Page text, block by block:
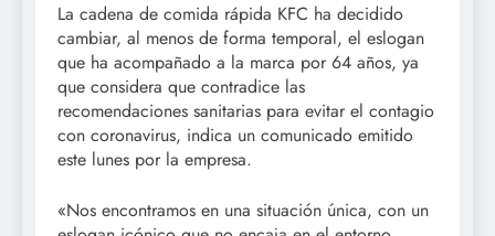
La cadena de comida rápida KFC ha decidido
cambiar, al menos de forma temporal, el eslogan
que ha acompañado a la marca por 64 años, ya
que considera que contradice las
recomendaciones sanitarias para evitar el contagio
con coronavirus, indica un comunicado emitido
este lunes por la empresa.
«Nos encontramos en una situación única, con un